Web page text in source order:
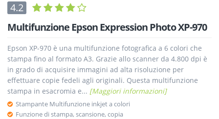
4.2
Multifunzione Epson Expression Photo XP-970
Epson XP-970 è una multifunzione fotografica a 6 colori che
stampa fino al formato A3. Grazie allo scanner da 4.800 dpi è
in grado di acquisire immagini ad alta risoluzione per
effettuare copie fedeli agli originali. Questa multifunzione
stampa in esacromia e... [Maggiori informazioni]
Stampante Multifunzione inkjet a colori
Funzione di stampa, scansione, copia